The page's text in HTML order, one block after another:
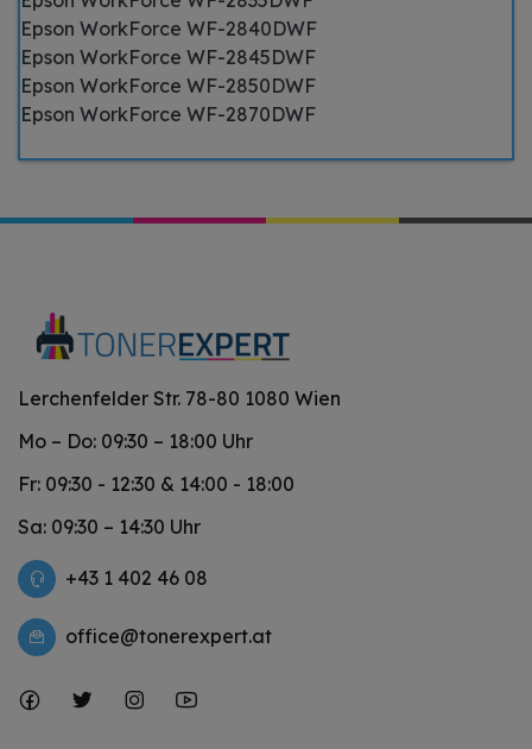
Epson WorkForce WF-2840DWF
Epson WorkForce WF-2845DWF
Epson WorkForce WF-2850DWF
Epson WorkForce WF-2870DWF
Lerchenfelder Str. 78-80 1080 Wien
Mo – Do: 09:30 – 18:00 Uhr
Fr: 09:30 - 12:30 & 14:00 - 18:00
Sa: 09:30 – 14:30 Uhr
+43 1 402 46 08
office@tonerexpert.at